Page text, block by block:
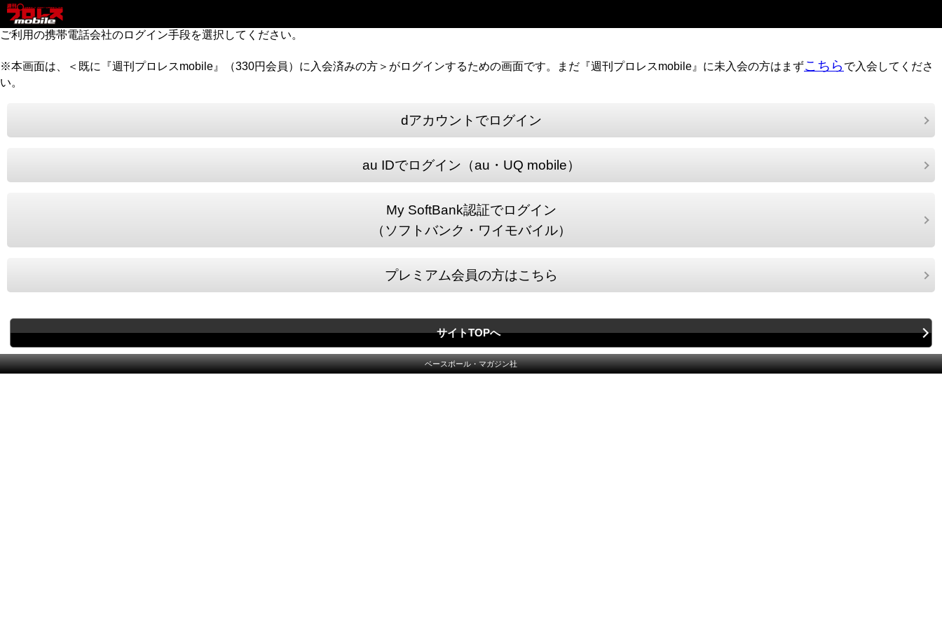
ご利用の携帯電話会社のログイン手段を選択してください。
※本画面は、＜既に『週刊プロレスmobile』（330円会員）に入会済みの方＞がログインするための画面です。まだ『週刊プロレスmobile』に未入会の方はまずこちら で入会してくださ
い。
dアカウントでログイン
au IDでログイン（au・UQ mobile）
My SoftBank認証でログイン
（ソフトバンク・ワイモバイル）
プレミアム会員の方はこちら
サイトTOPへ
ベースボール・マガジン社